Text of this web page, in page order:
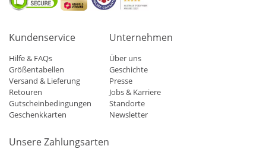
Kundenservice
Hilfe & FAQs
Größentabellen
Versand & Lieferung
Retouren
Gutscheinbedingungen
Geschenkkarten
Unternehmen
Über uns
Geschichte
Presse
Jobs & Karriere
Standorte
Newsletter
Unsere Zahlungsarten